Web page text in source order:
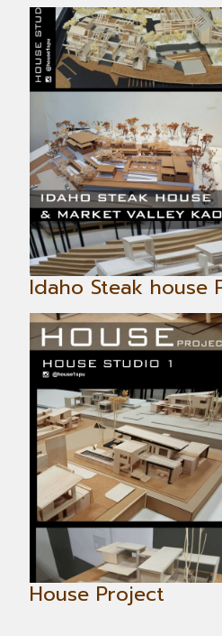
Idaho Steak house
House Project